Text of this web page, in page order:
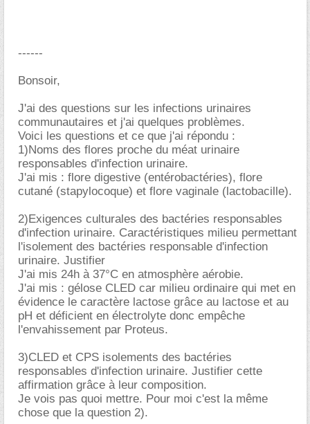
------
Bonsoir,
J'ai des questions sur les infections urinaires
communautaires et j'ai quelques problèmes.
Voici les questions et ce que j'ai répondu :
1)Noms des flores proche du méat urinaire
responsables d'infection urinaire.
J'ai mis : flore digestive (entérobactéries), flore
cutané (stapylocoque) et flore vaginale (lactobacille).
2)Exigences culturales des bactéries responsables
d'infection urinaire. Caractéristiques milieu permettant
l'isolement des bactéries responsable d'infection
urinaire. Justifier
J'ai mis 24h à 37°C en atmosphère aérobie.
J'ai mis : gélose CLED car milieu ordinaire qui met en
évidence le caractère lactose grâce au lactose et au
pH et déficient en électrolyte donc empêche
l'envahissement par Proteus.
3)CLED et CPS isolements des bactéries
responsables d'infection urinaire. Justifier cette
affirmation grâce à leur composition.
Je vois pas quoi mettre. Pour moi c'est la même
chose que la question 2).